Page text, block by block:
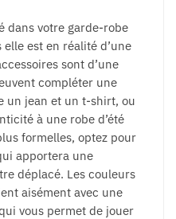
dans votre garde-robe
est en réalité d’une
sont d’une
compléter une
un jean et un t-shirt, ou
à une robe d’été
formelles, optez pour
apportera une
déplacé. Les couleurs
aisément avec une
vous permet de jouer